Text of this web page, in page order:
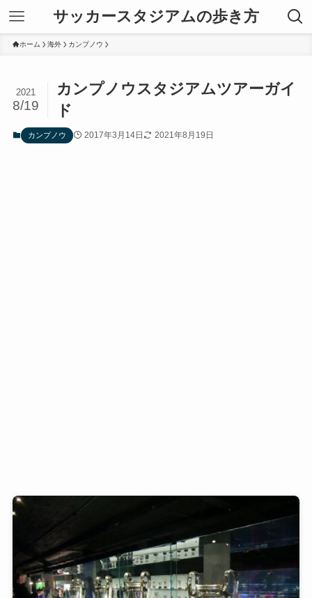
サッカースタジアムの歩き方
ホーム 海外 カンプノウ
カンプノウスタジアムツアーガイ
ド
2021
8/19
カンプノウ 2017年3月14日 2021年8月19日